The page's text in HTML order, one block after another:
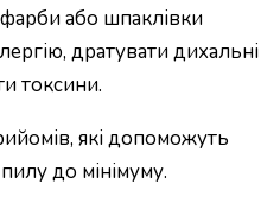
або шпаклівки
дратувати дихальні
токсини.
які допоможуть
до мінімуму.